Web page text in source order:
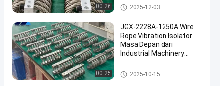
isolasi
kawat
#
Damping
getaran
tali
00:26 Isolator getaran tali kawat
2025-12-03
00:25
JGX-2228A-1250A Wire
Rope Vibration Isolator
Masa Depan dari
Industrial Machinery
Isolator getaran tali kawat
2025-10-15